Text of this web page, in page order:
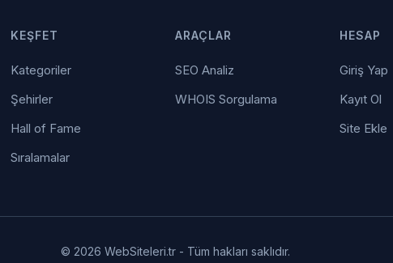
KEŞFET
Kategoriler
Şehirler
Hall of Fame
Sıralamalar
ARAÇLAR
SEO Analiz
WHOIS Sorgulama
HESAP
Giriş Yap
Kayıt Ol
Site Ekle
© 2026 WebSiteleri.tr - Tüm hakları saklıdır.